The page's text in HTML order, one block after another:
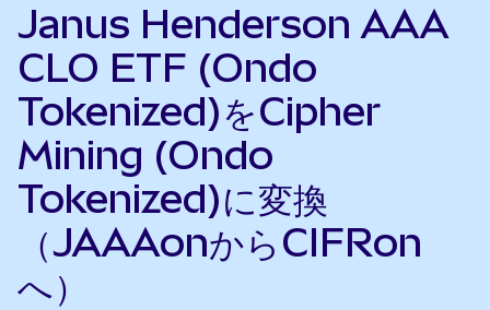
Janus Henderson AAA
CLO ETF (Ondo
Tokenized)をCipher
Mining (Ondo
Tokenized)に変換
（JAAAonからCIFRon
へ）